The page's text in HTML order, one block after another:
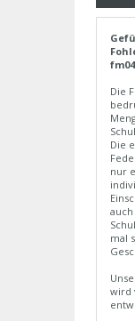
Die
Die
nur
mal
wird